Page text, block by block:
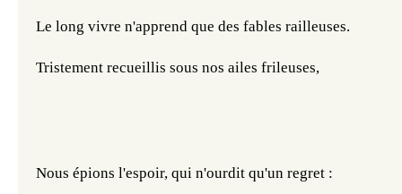
Le long vivre n'apprend que des fables railleuses.
Tristement recueillis sous nos ailes frileuses,
Nous épions l'espoir, qui n'ourdit qu'un regret :